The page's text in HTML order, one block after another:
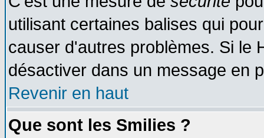
utilisant certaines balises qui
causer d'autres problèmes. Si le
désactiver dans un message en
Revenir en haut
Que sont les Smilies ?